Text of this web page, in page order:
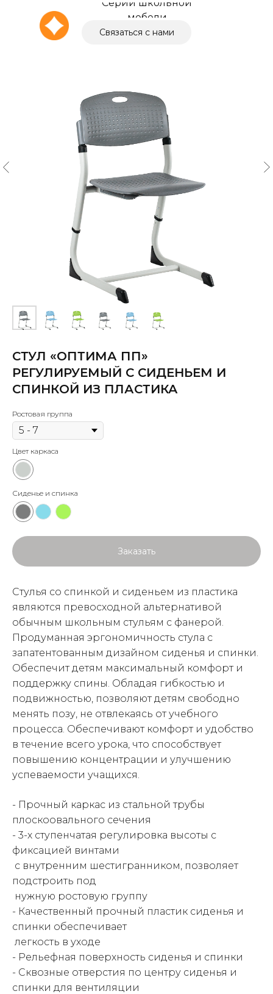
+7 (4162) 211-095
Серии школьной
мебели
Связаться с нами
О компании
Выбор города
СТУЛ «ОПТИМА ПП»
РЕГУЛИРУЕМЫЙ С СИДЕНЬЕМ И
СПИНКОЙ ИЗ ПЛАСТИКА
Ростовая группа
Цвет каркаса
Сиденье и спинка
Заказать
Стулья со спинкой и сиденьем из пластика
являются превосходной альтернативой
обычным школьным стульям с фанерой.
Продуманная эргономичность стула с
запатентованным дизайном сиденья и спинки.
Обеспечит детям максимальный комфорт и
поддержку спины. Обладая гибкостью и
подвижностью, позволяют детям свободно
менять позу, не отвлекаясь от учебного
процесса. Обеспечивают комфорт и удобство
в течение всего урока, что способствует
повышению концентрации и улучшению
успеваемости учащихся.
- Прочный каркас из стальной трубы
плоскоовального сечения
- 3-х ступенчатая регулировка высоты с
фиксацией винтами
с внутренним шестигранником, позволяет
подстроить под
нужную ростовую группу
- Качественный прочный пластик сиденья и
спинки обеспечивает
легкость в уходе
- Рельефная поверхность сиденья и спинки
- Сквозные отверстия по центру сиденья и
спинки для вентиляции